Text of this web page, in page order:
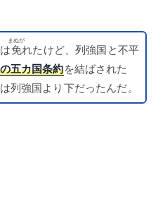
免
まぬが
れたけど、列強国と不平
五カ国条約を結ばされた
列強国より下だったんだ。